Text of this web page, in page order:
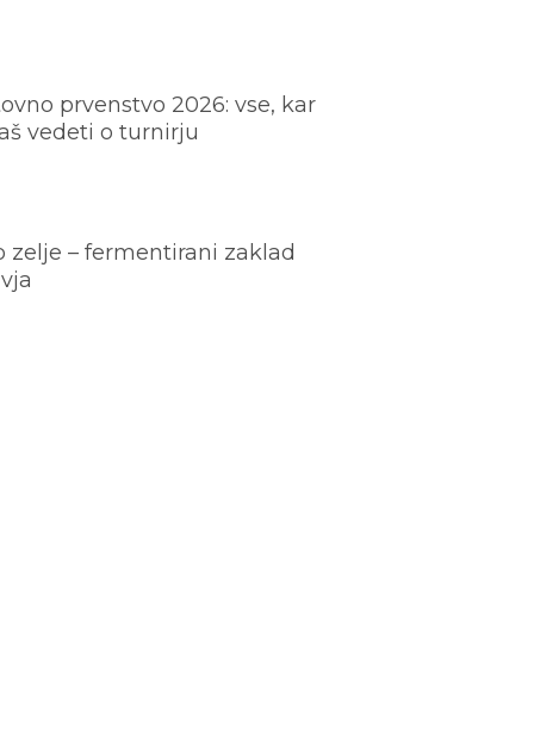
prvenstvo 2026: vse, kar
vedeti o turnirju
zelje – fermentirani zaklad